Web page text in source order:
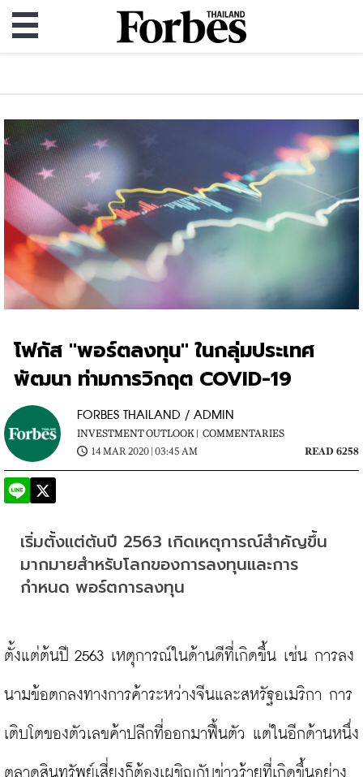
โฟกัส "พอร์ตลงทุน" ในกลุ่มประเทศ
พัฒนา ท่ามการวิกฤต COVID-19
FORBES THAILAND / ADMIN
INVESTMENT OUTLOOK | COMMENTARIES
14 MAR 2020 | 03:45 AM
READ 6258
เริ่มตั้งแต่ต้นปี 2563 เกิดเหตุการณ์สำคัญขึ้น
มากมายสำหรับโลกของการลงทุนและการ
กำหนด พอร์ตการลงทุน
ตั้งแต่ต้นปี 2563 เหตุการณ์ในด้านดีที่เกิดขึ้น เช่น การลง
นามข้อตกลงทางการค้าระหว่างจีนและสหรัฐอเมริกา การ
เติบโตของตัวเลขค้าปลีกที่ออกมาฟื้นตัว แต่ในอีกด้านหนึ่ง
ตลาดสินทรัพย์เสี่ยงก็ต้องเผชิญกับข่าวร้ายที่เกิดขึ้นอย่าง